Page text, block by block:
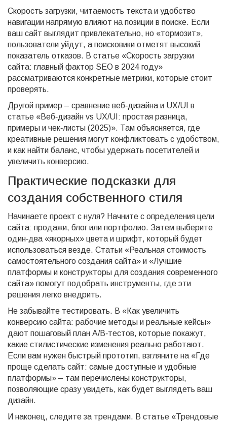
Скорость загрузки, читаемость текста и удобство
навигации напрямую влияют на позиции в поиске. Если
ваш сайт выглядит привлекательно, но «тормозит»,
пользователи уйдут, а поисковики отметят высокий
показатель отказов. В статье «Скорость загрузки
сайта: главный фактор SEO в 2024 году»
рассматриваются конкретные метрики, которые стоит
проверять.
Другой пример – сравнение веб‑дизайна и UX/UI в
статье «Веб‑дизайн vs UX/UI: простая разница,
примеры и чек‑листы (2025)». Там объясняется, где
креативные решения могут конфликтовать с удобством,
и как найти баланс, чтобы удержать посетителей и
увеличить конверсию.
Практические подсказки для
создания собственного стиля
Начинаете проект с нуля? Начните с определения цели
сайта: продажи, блог или портфолио. Затем выберите
один‑два «якорных» цвета и шрифт, который будет
использоваться везде. Статьи «Реальная стоимость
самостоятельного создания сайта» и «Лучшие
платформы и конструкторы для создания современного
сайта» помогут подобрать инструменты, где эти
решения легко внедрить.
Не забывайте тестировать. В «Как увеличить
конверсию сайта: рабочие методы и реальные кейсы»
дают пошаговый план A/B‑тестов, которые покажут,
какие стилистические изменения реально работают.
Если вам нужен быстрый прототип, взгляните на «Где
проще сделать сайт: самые доступные и удобные
платформы» – там перечислены конструкторы,
позволяющие сразу увидеть, как будет выглядеть ваш
дизайн.
И наконец, следите за трендами. В статье «Трендовые